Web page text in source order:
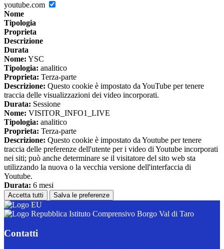
youtube.com
Nome
Tipologia
Proprieta
Descrizione
Durata
Nome: YSC
Tipologia: analitico
Proprieta: Terza-parte
Descrizione: Questo cookie è impostato da YouTube per tenere
traccia delle visualizzazioni dei video incorporati.
Durata: Sessione
Nome: VISITOR_INFO1_LIVE
Tipologia: analitico
Proprieta: Terza-parte
Descrizione: Questo cookie è impostato da Youtube per tenere
traccia delle preferenze dell'utente per i video di Youtube incorporati
nei siti; può anche determinare se il visitatore del sito web sta
utilizzando la nuova o la vecchia versione dell'interfaccia di
Youtube.
Durata: 6 mesi
Accetta tutti Salva le preferenze
Istituto Comprensivo Borgo Val di Taro
Contatti